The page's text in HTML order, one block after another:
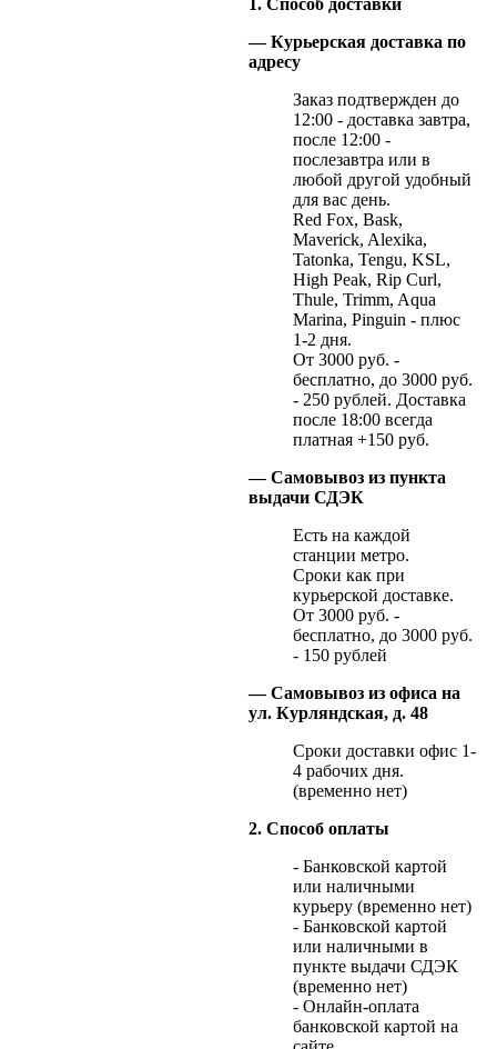
1. Способ доставки
— Курьерская доставка по
адресу
Заказ подтвержден до
12:00 - доставка завтра,
после 12:00 -
послезавтра или в
любой другой удобный
для вас день.
Red Fox, Bask,
Maverick, Alexika,
Tatonka, Tengu, KSL,
High Peak, Rip Curl,
Thule, Trimm, Aqua
Marina, Pinguin - плюс
1-2 дня.
От 3000 руб. -
бесплатно, до 3000 руб.
- 250 рублей. Доставка
после 18:00 всегда
платная +150 руб.
— Самовывоз из пункта
выдачи СДЭК
Есть на каждой
станции метро.
Сроки как при
курьерской доставке.
От 3000 руб. -
бесплатно, до 3000 руб.
- 150 рублей
— Самовывоз из офиса на
ул. Курляндская, д. 48
Сроки доставки офис 1-
4 рабочих дня.
(временно нет)
2. Способ оплаты
- Банковской картой
или наличными
курьеру (временно нет)
- Банковской картой
или наличными в
пункте выдачи СДЭК
(временно нет)
- Онлайн-оплата
банковской картой на